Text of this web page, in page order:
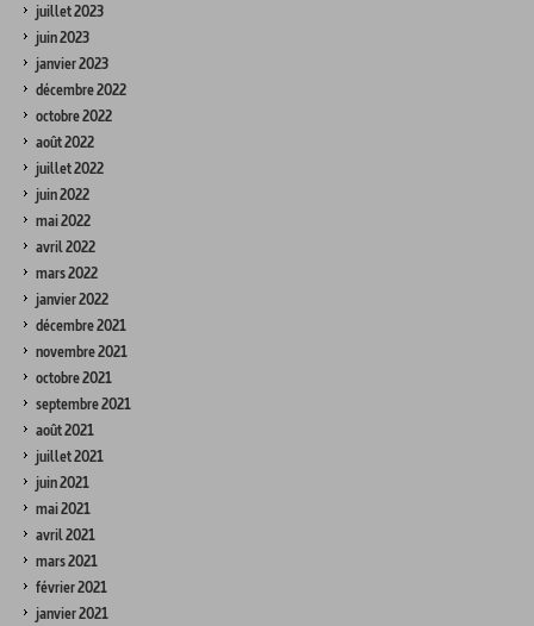
juillet 2023
juin 2023
janvier 2023
décembre 2022
octobre 2022
août 2022
juillet 2022
juin 2022
mai 2022
avril 2022
mars 2022
janvier 2022
décembre 2021
novembre 2021
octobre 2021
septembre 2021
août 2021
juillet 2021
juin 2021
mai 2021
avril 2021
mars 2021
février 2021
janvier 2021